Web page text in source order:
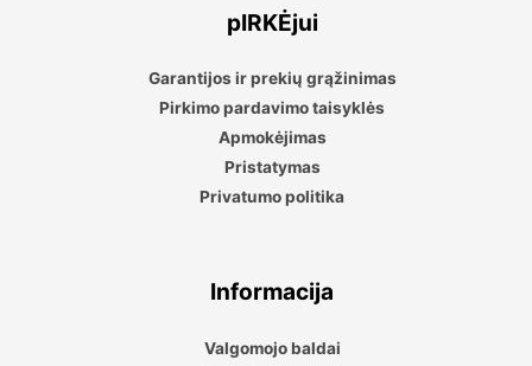
pIRKĖjui
Garantijos ir prekių grąžinimas
Pirkimo pardavimo taisyklės
Apmokėjimas
Pristatymas
Privatumo politika
Informacija
Valgomojo baldai